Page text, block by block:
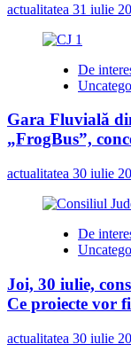
actualitatea 31 iulie
De
Gara Fluvială
„FrogBus”,
actualitatea 30 iulie
De
Joi, 30 iulie,
Ce proiecte vor
actualitatea 30 iulie